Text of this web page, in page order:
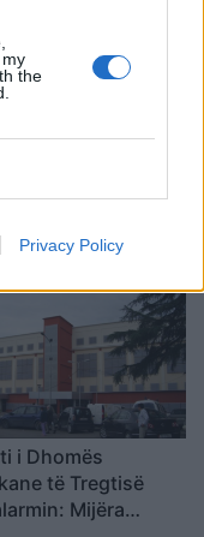
the
Privacy Policy
gjatë një turi me
Ministria e
kërkon
e biznesmenit
në kërkim nga
i Dhomës
të Tregtisë
Mijëra